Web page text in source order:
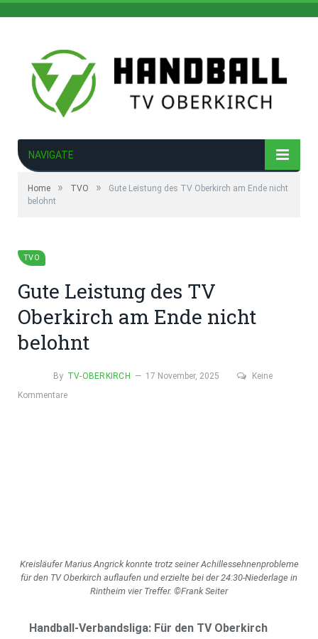
NAVIGATE
Home » TVO »
Gute Leistung des TV Oberkirch am Ende nicht
belohnt
TVO
Gute Leistung des TV
Oberkirch am Ende nicht
belohnt
By TV-OBERKIRCH 17 November, 2025
Keine
Kommentare
Kreisläufer Marius Angrick konnte trotz seiner Achillessehnenprobleme
für den TV Oberkirch auflaufen und erzielte bei der 24:30-Niederlage in
Rintheim vier Treffer. ©Frank Seiter
Handball-Verbandsliga: Für den TV Oberkirch